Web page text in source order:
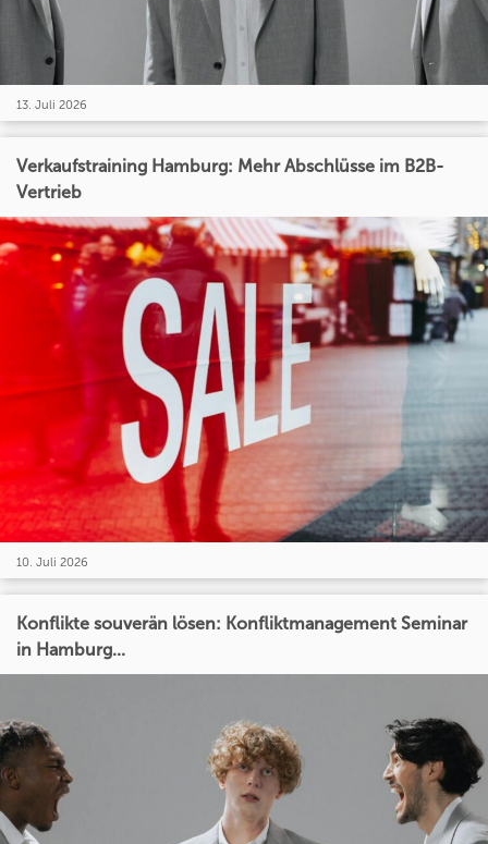
13. Juli 2026
Verkaufstraining Hamburg: Mehr Abschlüsse im B2B-
Vertrieb
10. Juli 2026
Konflikte souverän lösen: Konfliktmanagement Seminar
in Hamburg...